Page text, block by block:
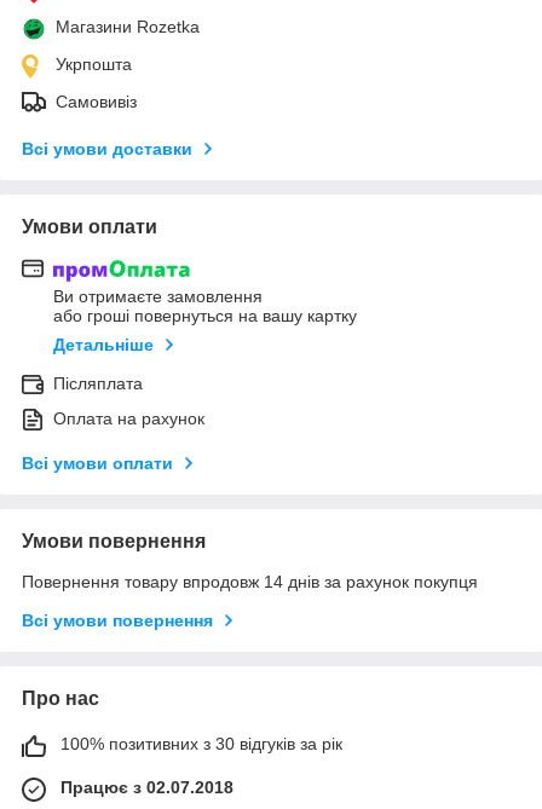
Магазини Rozetka
Укрпошта
Самовивіз
Всі умови доставки
Умови оплати
Ви отримаєте замовлення
або гроші повернуться на вашу картку
Детальніше
Післяплата
Оплата на рахунок
Всі умови оплати
Умови повернення
Повернення товару впродовж 14 днів за рахунок покупця
Всі умови повернення
Про нас
100% позитивних з 30 відгуків за рік
Працює з 02.07.2018